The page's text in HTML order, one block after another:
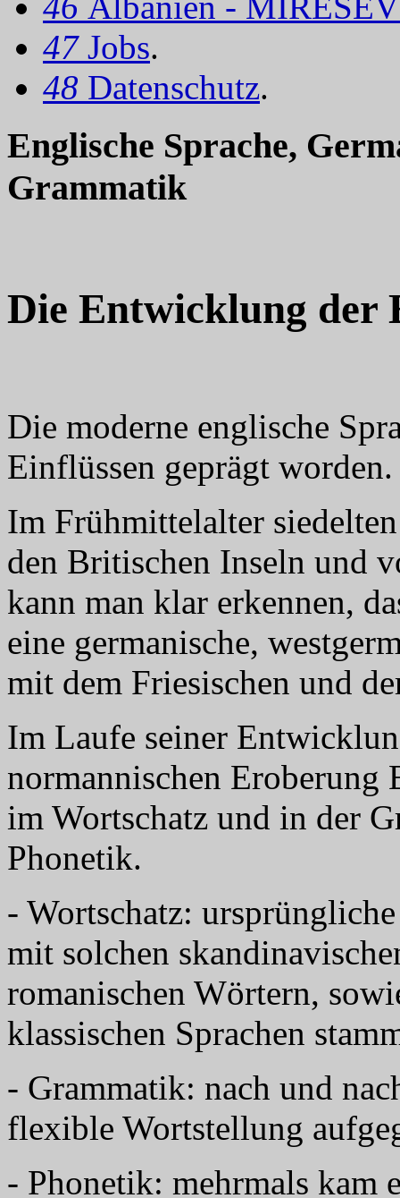
47 Jobs.
48 Datenschutz.
Englische Sprache,
Grammatik
Die Entwicklung der
Die moderne englische
Einflüssen geprägt worden.
Im Frühmittelalter
den Britischen Inseln und
kann man klar erkennen,
eine germanische,
mit dem Friesischen und
Im Laufe seiner
normannischen Eroberung
im Wortschatz und in der
Phonetik.
- Wortschatz:
mit solchen
romanischen Wörtern,
klassischen Sprachen
- Grammatik: nach und
flexible Wortstellung
- Phonetik: mehrmals kam